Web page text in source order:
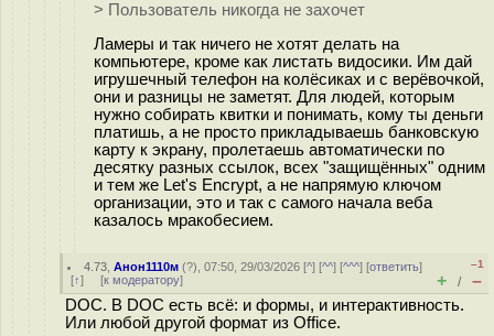
> Пользователь никогда не захочет
Ламеры и так ничего не хотят делать на
компьютере, кроме как листать видосики. Им дай
игрушечный телефон на колёсиках и с верёвочкой,
они и разницы не заметят. Для людей, которым
нужно собирать квитки и понимать, кому ты деньги
платишь, а не просто прикладываешь банковскую
карту к экрану, пролетаешь автоматически по
десятку разных ссылок, всех "защищённых" одним
и тем же Let's Encrypt, а не напрямую ключом
организации, это и так с самого начала веба
казалось мракобесием.
4.73 ,Анон1110м (?), 07:50, 29/03/2026 [^] [^^] [^^^] [ответить]
[↑] [к модератору]
–1
+ / –
DOC. В DOC есть всё: и формы, и интерактивность.
Или любой другой формат из Office.